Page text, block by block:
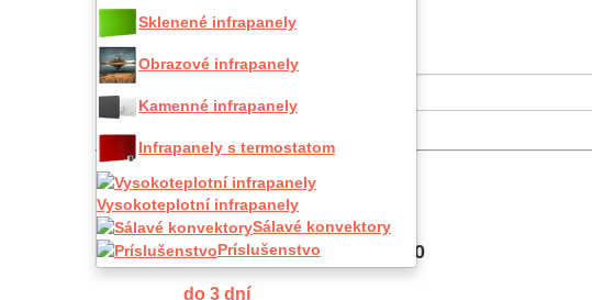
Sklenené infrapanely
Obrazové infrapanely
Kamenné infrapanely
Infrapanely s termostatom
Vysokoteplotní infrapanely
Sálavé konvektory
Príslušenstvo
Infrapanely
Infrakúrenie príslušenstvo
do 3 dní